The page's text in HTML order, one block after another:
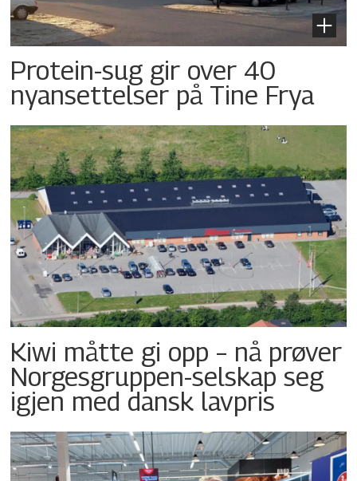
Protein-sug gir over 40
nyansettelser på Tine Frya
Kiwi måtte gi opp – nå prøver
Norgesgruppen-selskap seg
igjen med dansk lavpris